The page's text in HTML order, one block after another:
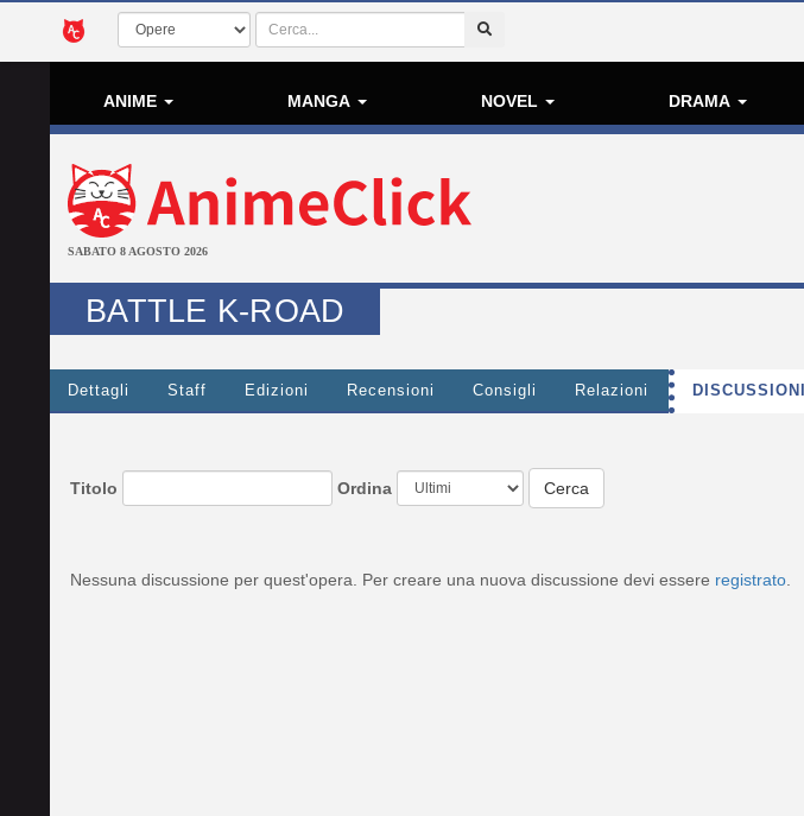
ANIME MANGA NOVEL DRAMA
SABATO 8 AGOSTO 2026
BATTLE K-ROAD
Dettagli Staff Edizioni Recensioni Consigli Relazioni DISCUSSIONI
Titolo Ordina
Nessuna discussione per quest'opera. Per creare una nuova discussione devi essere registrato